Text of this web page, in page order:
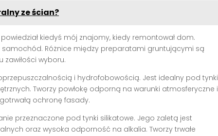
ze ścian?
kiedyś mój znajomy, kiedy remontował dom.
samochód. Różnice między preparatami gruntującymi są
zawiłości wyboru.
i hydrofobowością. Jest idealny pod tynki
Tworzy powłokę odporną na warunki atmosferyczne i
ochronę fasady.
przeznaczone pod tynki silikatowe. Jego zaletą jest
oraz wysoka odporność na alkalia. Tworzy trwałe